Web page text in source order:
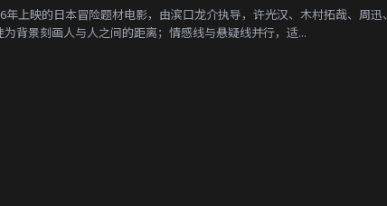
年上映的日本冒险题材电影，由滨口龙介执导，许光汉、木村拓哉、周迅、
背景刻画人与人之间的距离；情感线与悬疑线并行，适...